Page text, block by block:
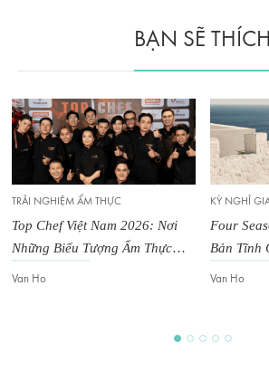
BẠN SẼ THÍCH
TRẢI NGHIỆM ẨM THỰC
Top Chef Việt Nam 2026: Nơi
Những Biểu Tượng Ẩm Thực
Van Ho
KỲ NGHỈ
Four
Bản Tĩnh
Van Ho